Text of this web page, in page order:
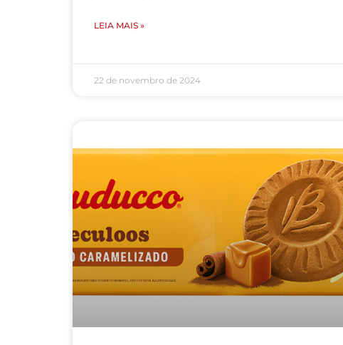
LEIA MAIS »
22 de novembro de 2024